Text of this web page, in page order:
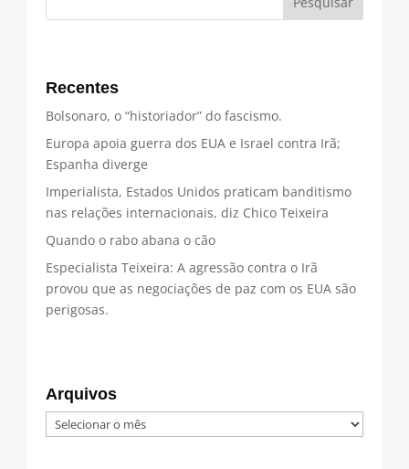
Recentes
Bolsonaro, o “historiador” do fascismo.
Europa apoia guerra dos EUA e Israel contra Irã;
Espanha diverge
Imperialista, Estados Unidos praticam banditismo
nas relações internacionais, diz Chico Teixeira
Quando o rabo abana o cão
Especialista Teixeira: A agressão contra o Irã
provou que as negociações de paz com os EUA são
perigosas.
Arquivos
Arquivos